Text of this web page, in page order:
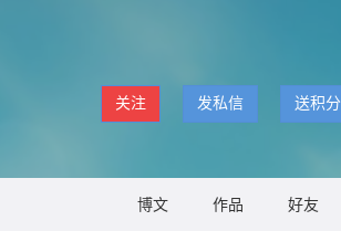
关注 发私信 送积分
博文 作品 好友